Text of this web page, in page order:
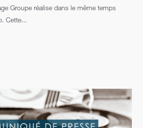
Groupe réalise dans le même temps
Cette...